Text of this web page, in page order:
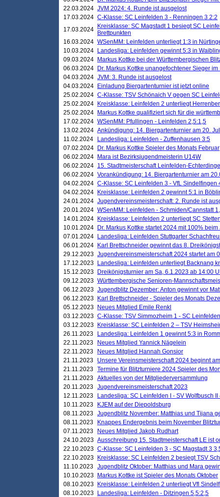
22.03.2024 JVM 2024: 4. Runde ist ausgelost
17.03.2024 C-Klasse: SC Leinfelden 3 - Renningen 3 2:2
17.03.2024
Kreisklasse: SC Magstadt 1 besiegt SC
Brettpunkten
16.03.2024 WSenMM: Leinfelden unterliegt 1:3 in
10.03.2024
Landesliga: Leinfelden gewinnt 5:3 in
09.03.2024
Markus Kottke bei der Württembergischen
06.03.2024
Dr. Markus Kottke unangefochtener Sieger
04.03.2024 JVM: 3. Runde ist ausgelost
04.03.2024
Einladung Biergartenturnier ist jetzt online
25.02.2024 C-Klasse: TSV Schönaich V gegen SC
25.02.2024
Kreisklasse: Leinfelden 2 unterliegt
25.02.2024
Markus Kottke qualifiziert sich für die
17.02.2024 WSenMM: Pfullingen - Leinfelden 2,5:1,5
13.02.2024 Ankündigung: 14. Biergartenturnier am 20.
11.02.2024
Landesliga: Leinfelden - Zuffenhausen 3:5
07.02.2024
Dr. Markus Kottke Spieler des Monats Februar
06.02.2024
Mara ist Bezirksjugendmeisterin U14W
06.02.2024 15. Stadtmeisterschaft Leinfelden-
06.02.2024 Vorankündigung: 14. Biergartenturnier am
04.02.2024 C-Klasse: SC Leinfelden 3 - VfL Sindelfingen
04.02.2024
Kreisklasse: Leinfelden 2 gewinnt 5:1 in
24.01.2024 Jugendvereinsmeisterschaft: 2. Runde ist
20.01.2024 WSenMM: Leinfelden - Schmiden/Cannstatt
14.01.2024
Kreisklasse: Leinfelden 2 unterliegt SC
10.01.2024
Dr. Markus Kottke startet 2024 mit 100%
07.01.2024
Landesliga: Leinfelden Stuttgarter
06.01.2024
Karl Brettschneider gewinnt das 8.
29.12.2023 Jugendvereinsmeisterschaft 2024 startet am
17.12.2023
Landesliga: Leinfelden unterliegt Backnang
15.12.2023
Dreikönigsturnier am Sa, 6.1.2023 ab 14:00
09.12.2023 Württembergische Senioren-
06.12.2023 Jugendblitz Dezember: Anton gewinnt vor
06.12.2023
Karl Brettschneider - Spieler des Monats
05.12.2023
Neues Mitglied Emile Renkl
03.12.2023 C-Klasse: TSV Simmozheim 1 - SC
03.12.2023
Kreisklasse: SC Leinfelden 2 – TSV
26.11.2023
Landesliga: Leinfelden 1 gewinnt 5:3 in
22.11.2023
Neues Mitglied Yannick Nägelein
22.11.2023
Neues Mitglied Hannah Gonsior
21.11.2023
Unsere Vereinsmeisterschaft 2024 beginnt
21.11.2023 Termine für Blitzturniere 2024 Spieler des
21.11.2023 Aktuelles von der Mitgliederversammlung
20.11.2023 Jugendvereinsmeisterschaft 2023
12.11.2023
Landesliga: SC Leinfelden I - SV Wolfbusch II
10.11.2023
KJEM auf der Diepoldsburg
08.11.2023 Jugendblitz November: Matthias und Tijana
08.11.2023
Knappes Endergebnis beim November
07.11.2023
Neues Mitglied Jakob Rudhart
24.10.2023 Ausschreibung 15. Stadtmeisterschaft LE ist
22.10.2023 C-Klasse: SC Leinfelden 3 - SC Magstadt 3
22.10.2023
Kreisklasse: SC Leinfelden 2 besiegt TSV
11.10.2023 Jugendblitz Oktober: Matthias und Mara
10.10.2023
Markus Kottke ist Spieler des Monats Oktober
08.10.2023
Kreisklasse: Leinfelden 2 unterliegt Vfl
08.10.2023
Landesliga: Leinfelden - Ditzingen 5,5:2,5